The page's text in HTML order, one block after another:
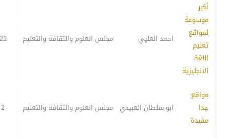
أكبر
موسوعة
لمواقع
تعليم
اللغة
الانجليزية
احمد العليي مجلس العلوم والثقافة والتعليم
مواقع
جدا
مفيدة
ابو سلطان العبيدي مجلس العلوم والثقافة والتعليم 2